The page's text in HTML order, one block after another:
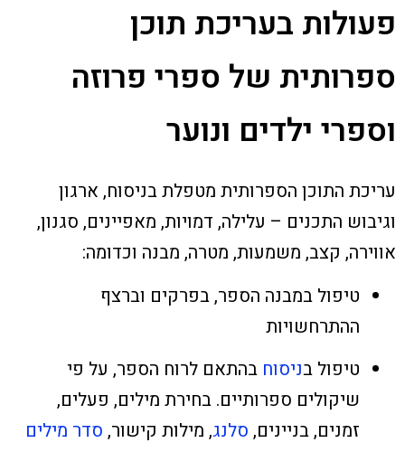
פעולות בעריכת תוכן
ספרותית של ספרי פרוזה
וספרי ילדים ונוער
עריכת התוכן הספרותית מטפלת בניסוח, ארגון
וגיבוש התכנים – עלילה, דמויות, מאפיינים, סגנון,
אווירה, קצב, משמעות, מטרה, מבנה וכדומה:
טיפול במבנה הספר, בפרקים וברצף
ההתרחשויות
טיפול בניסוח בהתאם לרוח הספר, על פי
שיקולים ספרותיים. בחירת מילים, פעלים,
זמנים, בניינים, סלנג, מילות קישור, סדר מילים